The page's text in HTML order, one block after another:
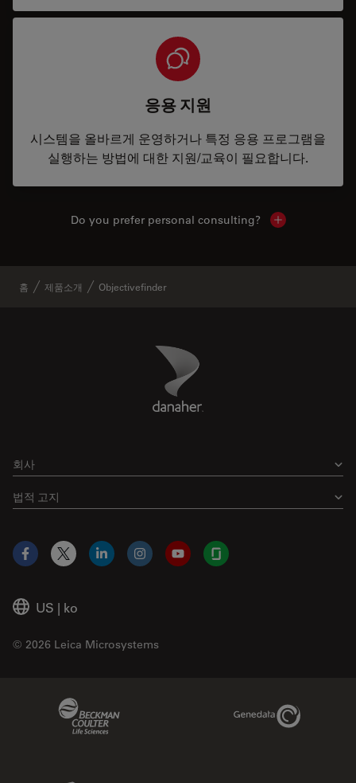
응용 지원
시스템을 올바르게 운영하거나 특정 응용 프로그램을
실행하는 방법에 대한 지원/교육이 필요합니다.
Do you prefer personal consulting? Show local
홈 제품소개 Objectivefinder
Danaher Logo
회사
법적 고지
US | ko
© 2026 Leica Microsystems
Facebook
X LinkedInInstagramYouTubeGlassdoor
Genedata Link